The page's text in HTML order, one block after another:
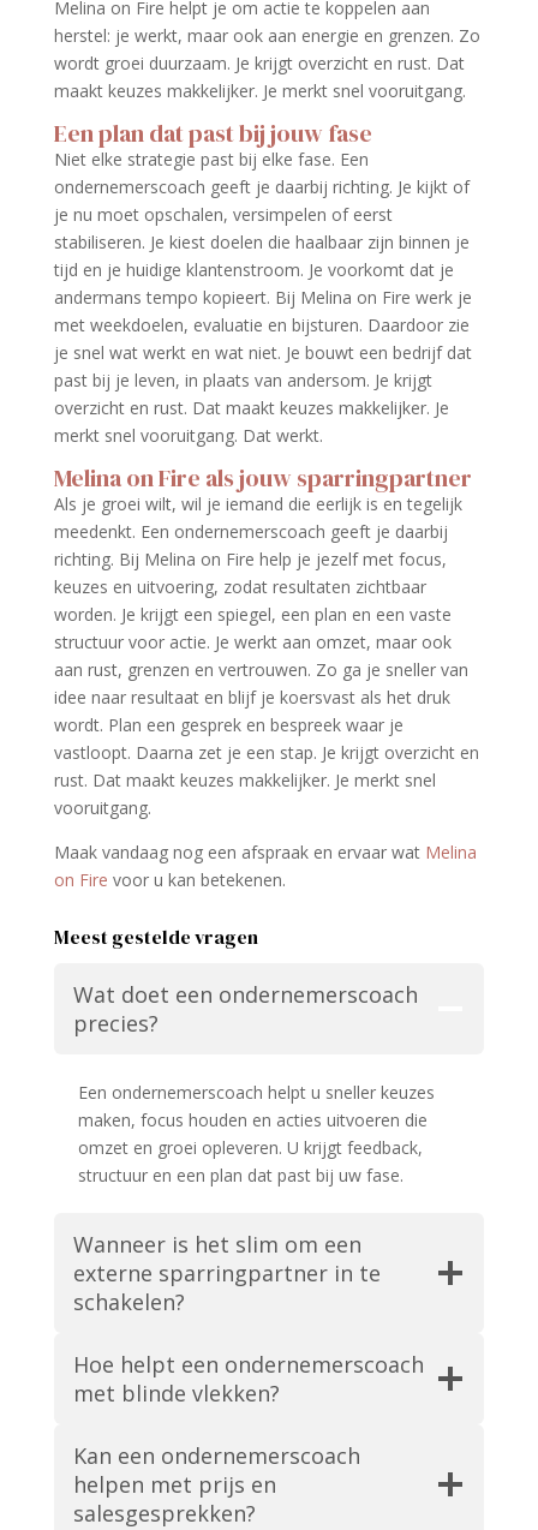
Melina on Fire helpt je om actie te koppelen aan
herstel: je werkt, maar ook aan energie en grenzen. Zo
wordt groei duurzaam. Je krijgt overzicht en rust. Dat
maakt keuzes makkelijker. Je merkt snel vooruitgang.
Een plan dat past bij jouw fase
Niet elke strategie past bij elke fase. Een
ondernemerscoach geeft je daarbij richting. Je kijkt of
je nu moet opschalen, versimpelen of eerst
stabiliseren. Je kiest doelen die haalbaar zijn binnen je
tijd en je huidige klantenstroom. Je voorkomt dat je
andermans tempo kopieert. Bij Melina on Fire werk je
met weekdoelen, evaluatie en bijsturen. Daardoor zie
je snel wat werkt en wat niet. Je bouwt een bedrijf dat
past bij je leven, in plaats van andersom. Je krijgt
overzicht en rust. Dat maakt keuzes makkelijker. Je
merkt snel vooruitgang. Dat werkt.
Melina on Fire als jouw sparringpartner
Als je groei wilt, wil je iemand die eerlijk is en tegelijk
meedenkt. Een ondernemerscoach geeft je daarbij
richting. Bij Melina on Fire help je jezelf met focus,
keuzes en uitvoering, zodat resultaten zichtbaar
worden. Je krijgt een spiegel, een plan en een vaste
structuur voor actie. Je werkt aan omzet, maar ook
aan rust, grenzen en vertrouwen. Zo ga je sneller van
idee naar resultaat en blijf je koersvast als het druk
wordt. Plan een gesprek en bespreek waar je
vastloopt. Daarna zet je een stap. Je krijgt overzicht en
rust. Dat maakt keuzes makkelijker. Je merkt snel
vooruitgang.
Maak vandaag nog een afspraak en ervaar wat Melina
on Fire voor u kan betekenen.
Meest gestelde vragen
Wat doet een ondernemerscoach
precies?
Een ondernemerscoach helpt u sneller keuzes
maken, focus houden en acties uitvoeren die
omzet en groei opleveren. U krijgt feedback,
structuur en een plan dat past bij uw fase.
Wanneer is het slim om een
externe sparringpartner in te
schakelen?
Hoe helpt een ondernemerscoach
met blinde vlekken?
Kan een ondernemerscoach
helpen met prijs en
salesgesprekken?